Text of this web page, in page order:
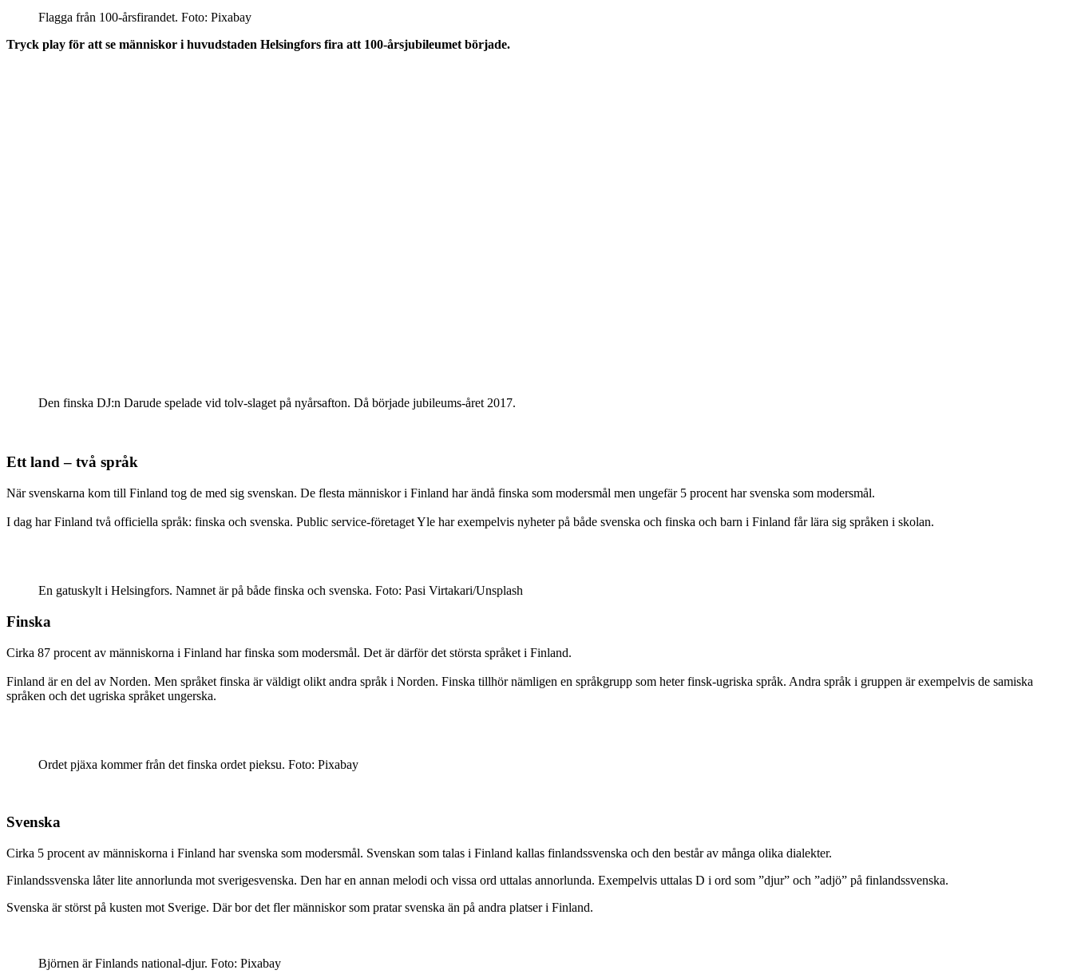
Flagga från 100-årsfirandet. Foto: Pixabay
Tryck play för att se människor i huvudstaden Helsingfors fira att 100-årsjubileumet började.
Den finska DJ:n Darude spelade vid tolv-slaget på nyårsafton. Då började jubileums-året 2017.
Ett land – två språk
När svenskarna kom till Finland tog de med sig svenskan. De flesta människor i Finland har ändå finska som modersmål men ungefär 5 procent har svenska som modersmål.
I dag har Finland två officiella språk: finska och svenska. Public service-företaget Yle har exempelvis nyheter på både svenska och finska och barn i Finland får lära sig språken i skolan.
En gatuskylt i Helsingfors. Namnet är på både finska och svenska. Foto: Pasi Virtakari/Unsplash
Finska
Cirka 87 procent av människorna i Finland har finska som modersmål. Det är därför det största språket i Finland.
Finland är en del av Norden. Men språket finska är väldigt olikt andra språk i Norden. Finska tillhör nämligen en språkgrupp som heter finsk-ugriska språk. Andra språk i gruppen är exempelvis de samiska
språken och det ugriska språket ungerska.
Ordet pjäxa kommer från det finska ordet pieksu. Foto: Pixabay
Svenska
Cirka 5 procent av människorna i Finland har svenska som modersmål. Svenskan som talas i Finland kallas finlandssvenska och den består av många olika dialekter.
Finlandssvenska låter lite annorlunda mot sverigesvenska. Den har en annan melodi och vissa ord uttalas annorlunda. Exempelvis uttalas D i ord som ”djur” och ”adjö” på finlandssvenska.
Svenska är störst på kusten mot Sverige. Där bor det fler människor som pratar svenska än på andra platser i Finland.
Björnen är Finlands national-djur. Foto: Pixabay